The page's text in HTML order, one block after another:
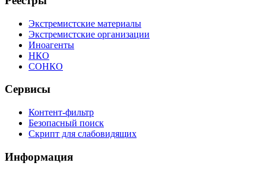
Экстремистские материалы
Экстремистские организации
Иноагенты
НКО
СОНКО
Сервисы
Контент-фильтр
Безопасный поиск
Скрипт для слабовидящих
Информация